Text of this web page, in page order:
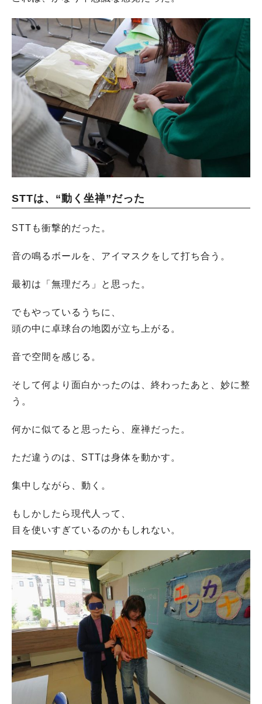
STTは、“動く坐禅”だった
STTも衝撃的だった。
音の鳴るボールを、アイマスクをして打ち合う。
最初は「無理だろ」と思った。
でもやっているうちに、
頭の中に卓球台の地図が立ち上がる。
音で空間を感じる。
そして何より面白かったのは、終わったあと、妙に整
う。
何かに似てると思ったら、座禅だった。
ただ違うのは、STTは身体を動かす。
集中しながら、動く。
もしかしたら現代人って、
目を使いすぎているのかもしれない。